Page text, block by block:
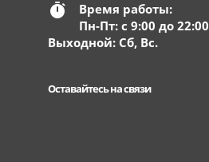
Время работы:
Пн-Пт: с 9:00 до 22:00
Выходной: Сб, Вс.
Оставайтесь на связи